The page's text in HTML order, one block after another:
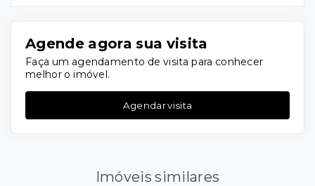
Agende agora sua visita
Faça um agendamento de visita para conhecer
melhor o imóvel.
Agendar visita
Imóveis similares